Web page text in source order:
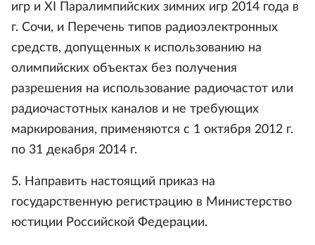
игр и XI Паралимпийских зимних игр 2014 года в
г. Сочи, и Перечень типов радиоэлектронных
средств, допущенных к использованию на
олимпийских объектах без получения
разрешения на использование радиочастот или
радиочастотных каналов и не требующих
маркирования, применяются с 1 октября 2012 г.
по 31 декабря 2014 г.
5. Направить настоящий приказ на
государственную регистрацию в Министерство
юстиции Российской Федерации.